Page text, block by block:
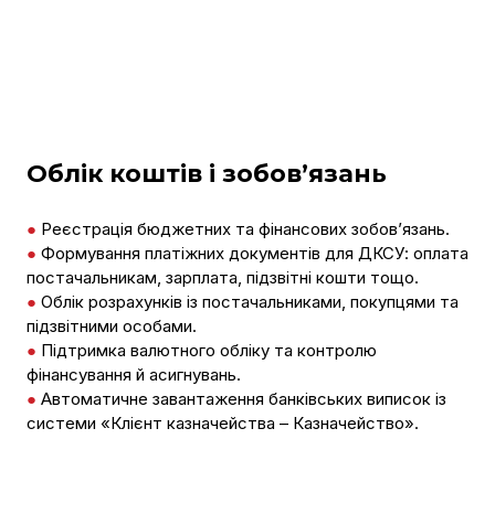
Облік коштів і зобов’язань
● Реєстрація бюджетних та фінансових зобов’язань.
● Формування платіжних документів для ДКСУ: оплата
постачальникам, зарплата, підзвітні кошти тощо.
● Облік розрахунків із постачальниками, покупцями та
підзвітними особами.
● Підтримка валютного обліку та контролю
фінансування й асигнувань.
● Автоматичне завантаження банківських виписок із
системи «Клієнт казначейства – Казначейство».